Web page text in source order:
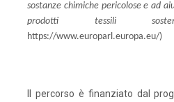
sostanze chimiche pericolose e ad
prodotti tessili
https://www.europarl.europa.eu/)
Il percorso è finanziato dal